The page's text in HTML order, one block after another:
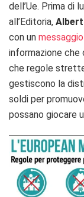
dell’Ue. Prima di
all’Editoria,
con un messaggio
informazione che
che regole
gestiscono la
soldi per
possano giocare